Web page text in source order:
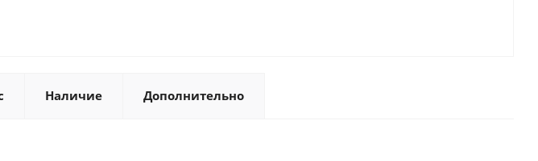
Наличие Дополнительно